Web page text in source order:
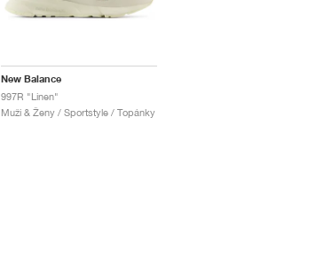
New Balance
997R "Linen"
Muži & Ženy / Sportstyle / Topánky